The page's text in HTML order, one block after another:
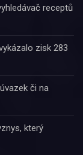
receptů
zisk 283
či na
který